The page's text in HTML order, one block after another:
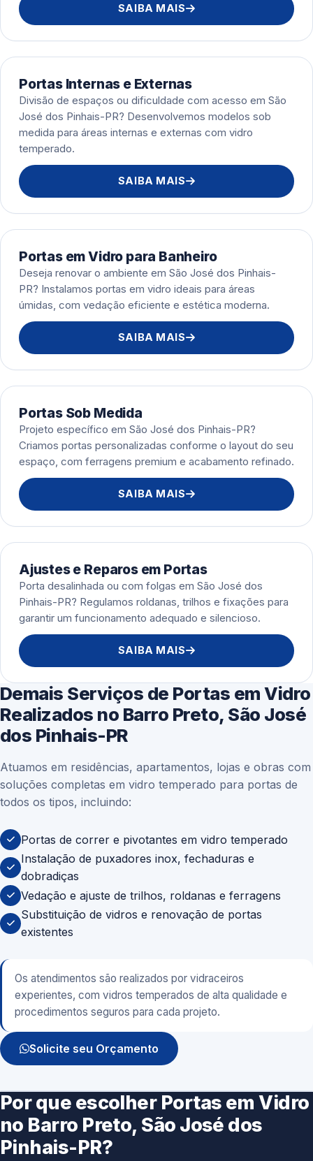
SAIBA MAIS
Portas Internas e Externas
Divisão de espaços ou dificuldade com acesso em São
José dos Pinhais-PR? Desenvolvemos modelos sob
medida para áreas internas e externas com vidro
temperado.
SAIBA MAIS
Portas em Vidro para Banheiro
Deseja renovar o ambiente em São José dos Pinhais-
PR? Instalamos portas em vidro ideais para áreas
úmidas, com vedação eficiente e estética moderna.
SAIBA MAIS
Portas Sob Medida
Projeto específico em São José dos Pinhais-PR?
Criamos portas personalizadas conforme o layout do seu
espaço, com ferragens premium e acabamento refinado.
SAIBA MAIS
Ajustes e Reparos em Portas
Porta desalinhada ou com folgas em São José dos
Pinhais-PR? Regulamos roldanas, trilhos e fixações para
garantir um funcionamento adequado e silencioso.
SAIBA MAIS
Demais Serviços de Portas em Vidro
Realizados no Barro Preto, São José
dos Pinhais-PR
Atuamos em residências, apartamentos, lojas e obras com
soluções completas em vidro temperado para portas de
todos os tipos, incluindo:
Portas de correr e pivotantes em vidro temperado
Instalação de puxadores inox, fechaduras e
dobradiças
Vedação e ajuste de trilhos, roldanas e ferragens
Substituição de vidros e renovação de portas
existentes
Os atendimentos são realizados por vidraceiros
experientes, com vidros temperados de alta qualidade e
procedimentos seguros para cada projeto.
Solicite seu Orçamento
Por que escolher Portas em Vidro
no Barro Preto, São José dos
Pinhais-PR?